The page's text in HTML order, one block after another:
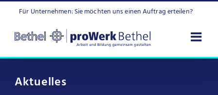
Zum
springen
Für Unternehmen: Sie möchten uns einen Auftrag erteilen?
Aktuelles